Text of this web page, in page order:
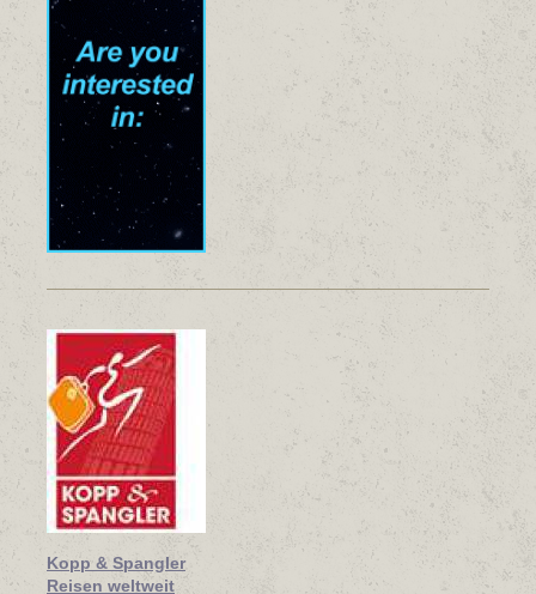
Kopp & Spangler
Reisen weltweit